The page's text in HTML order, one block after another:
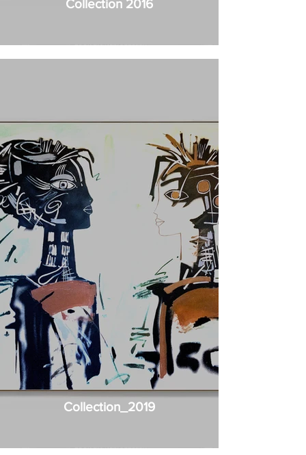
Collection 2016
Collection_2019